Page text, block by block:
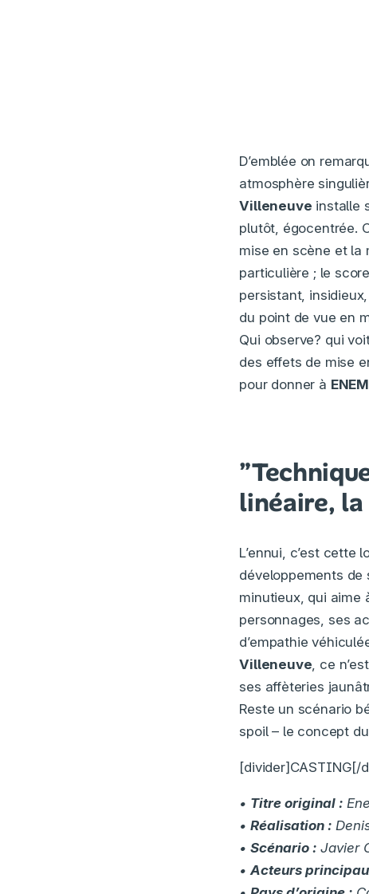
D’emblée on
atmosphère
Villeneuve installe
plutôt, égocentrée.
mise en scène et la
particulière ; le
persistant,
du point de vue en
Qui observe? qui
des effets de mise
pour donner à
linéaire,
L’ennui, c’est cette
développements de
minutieux, qui aime
personnages, ses
d’empathie
Villeneuve , ce
ses affèteries
Reste un scénario
spoil – le concept
[divider]CASTING[/
• Titre original :
•Réalisation :
•Scénario : Javier
•Acteurs